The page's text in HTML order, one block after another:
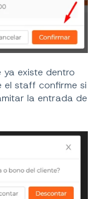
ya existe dentro
staff confirme si
la entrada de